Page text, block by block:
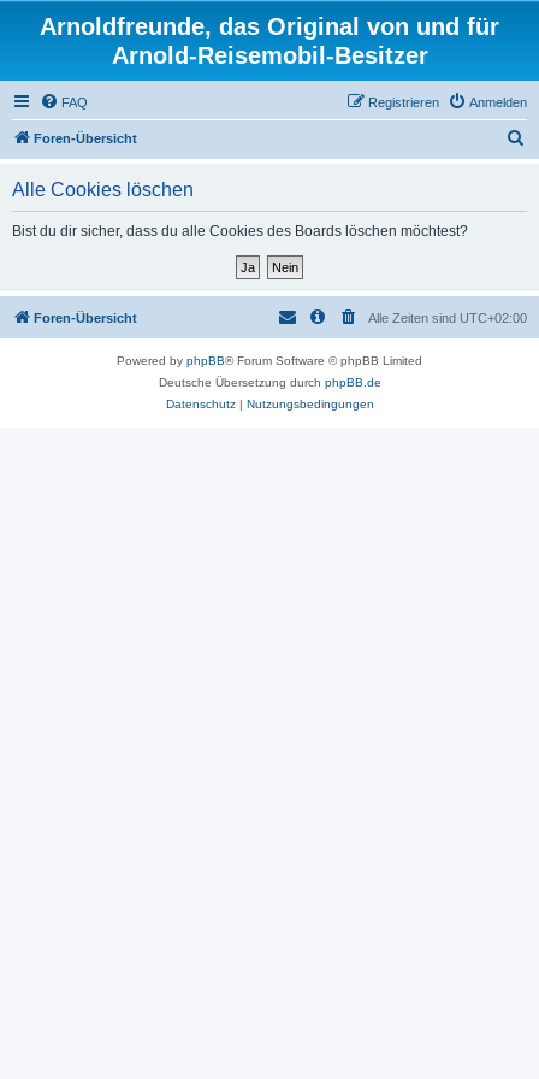
Arnoldfreunde, das Original von und für
Arnold-Reisemobil-Besitzer
FAQ Anmelden
Registrieren
Foren-Übersicht
Alle Cookies löschen
Bist du dir sicher, dass du alle Cookies des Boards löschen möchtest?
Foren-Übersicht Alle Zeiten sind UTC+02:00
Powered by phpBB® Forum Software © phpBB Limited
Deutsche Übersetzung durch phpBB.de
Datenschutz| Nutzungsbedingungen